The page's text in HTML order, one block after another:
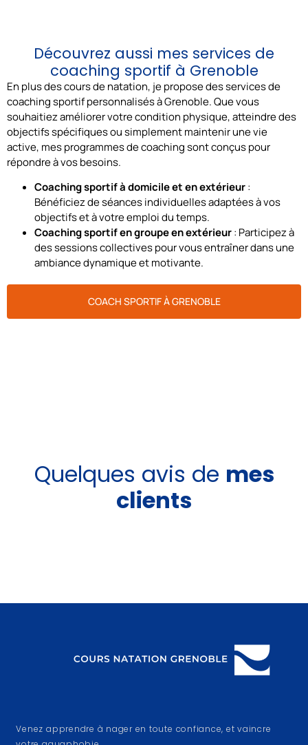
Découvrez aussi mes services de
coaching sportif à Grenoble
En plus des cours de natation, je propose des services de
coaching sportif personnalisés à Grenoble. Que vous
souhaitiez améliorer votre condition physique, atteindre des
objectifs spécifiques ou simplement maintenir une vie
active, mes programmes de coaching sont conçus pour
répondre à vos besoins.
Coaching sportif à domicile et en extérieur:
Bénéficiez de séances individuelles adaptées à vos
objectifs et à votre emploi du temps.
Coaching sportif en groupe en extérieur: Participez à
des sessions collectives pour vous entraîner dans une
ambiance dynamique et motivante.
COACH SPORTIF À GRENOBLE
Quelques avis de mes
clients
Venez apprendre à nager en toute confiance, et vaincre